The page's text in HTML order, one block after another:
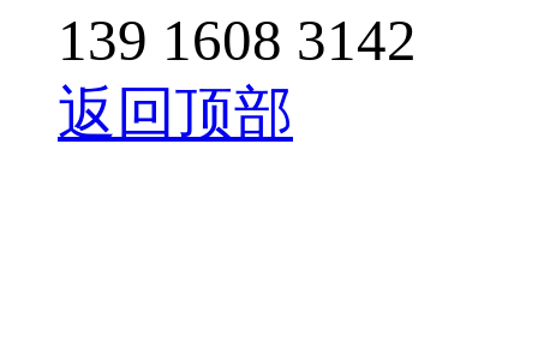
139 1608 3142
返回顶部